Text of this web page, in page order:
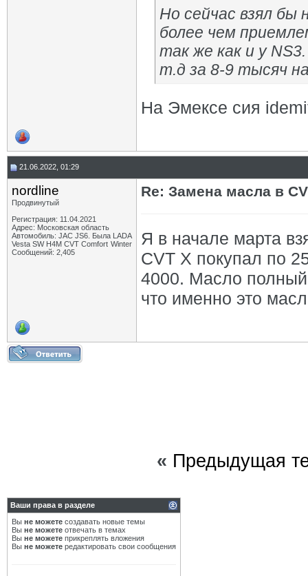
Но сейчас взял бы
более чем
так же как и у
т.д за 8-9 тысяч
На Эмексе сия
21.06.2022, 01:29
nordline
Продвинутый
Регистрация: 11.04.2021
Адрес: Московская область
Автомобиль: JAC JS6. Была LADA
Vesta SW H4M CVT Comfort Winter
Сообщений: 2,405
Re: Замена масла в
Я в начале марта
CVT X покупал по
4000. Масло
что именно это
« Предыдущая
Ваши права в разделе
Вы не можете создавать новые темы
Вы не можете отвечать в темах
Вы не можете прикреплять вложения
Вы не можете редактировать свои сообщения